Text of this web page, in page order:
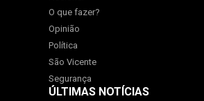
O que fazer?
Opinião
Política
São Vicente
Segurança
ÚLTIMAS NOTÍCIAS